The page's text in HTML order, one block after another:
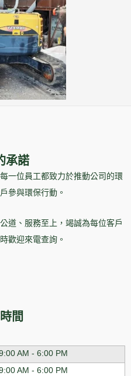
承諾
一位員工都致力於推動公司的環
參與環保行動。
道、服務至上，竭誠為每位客戶
歡迎來電查詢。
間
AM - 6:00 PM
AM - 6:00 PM